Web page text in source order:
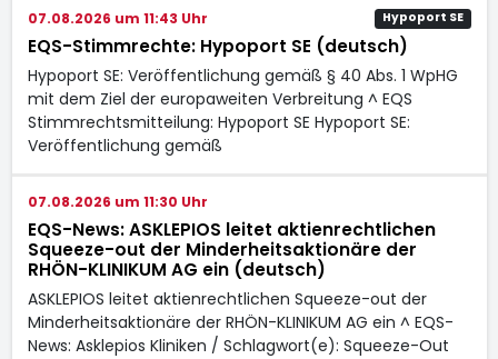
07.08.2026 um 11:43 Uhr Hypoport SE
EQS-Stimmrechte: Hypoport SE (deutsch)
Hypoport SE: Veröffentlichung gemäß § 40 Abs. 1 WpHG
mit dem Ziel der europaweiten Verbreitung ^ EQS
Stimmrechtsmitteilung: Hypoport SE Hypoport SE:
Veröffentlichung gemäß
07.08.2026 um 11:30 Uhr
EQS-News: ASKLEPIOS leitet aktienrechtlichen
Squeeze-out der Minderheitsaktionäre der
RHÖN-KLINIKUM AG ein (deutsch)
ASKLEPIOS leitet aktienrechtlichen Squeeze-out der
Minderheitsaktionäre der RHÖN-KLINIKUM AG ein ^ EQS-
News: Asklepios Kliniken / Schlagwort(e): Squeeze-Out